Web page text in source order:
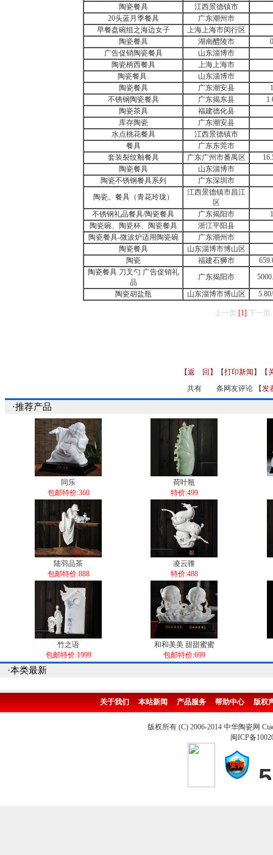
陶瓷餐具
江西景德镇市
20头蓝月季餐具
广东潮州市
早餐盘碗组之海边女子
上海上海市闵行区
陶瓷餐具
湖南醴陵市
广告促销陶瓷餐具
山东淄博市
陶瓷柄西餐具
上海上海市
陶瓷餐具.
山东淄博市
陶瓷餐具
广东潮安县
不锈钢陶瓷餐具
广东揭东县
陶瓷茶具
福建德化县
库存陶瓷
广东潮安县
水点桃花餐具
江西景德镇市
餐具
广东东莞市
套装裂纹釉餐具
广东广州市番禺区
陶瓷餐具
山东淄博市
陶瓷不锈钢餐具系列
广东深圳市
陶瓷。餐具（青花玲珑）
江西景德镇市昌江
区
不锈钢礼品餐具/陶瓷餐具
广东揭阳市
陶瓷碗、陶瓷杯、陶瓷餐具
浙江平阳县
陶瓷餐具-微波炉适用陶瓷碗
广东潮州市
陶瓷餐具
山东淄博市博山区
陶瓷
福建石狮市
陶瓷餐具 刀叉勺 广告促销礼
品
广东揭阳市
陶瓷胡盐瓶
山东淄博市博山区
上一页 [1] 下一页
【返 回】 【打印新闻 】【
共有
条网友评论 【发
·推荐产品
同乐
包邮特价:360
荷叶瓶
特价:499
陆羽品茶
包邮特价:888
凌云骓
特价:488
竹之语
包邮特价:1999
和和美美 甜甜蜜蜜
包邮特价:699
·本类最新
关于我们 本站新闻 产品服务 帮助中心 版权
版权所有 (C) 2006-2014 中华陶瓷网
闽ICP备